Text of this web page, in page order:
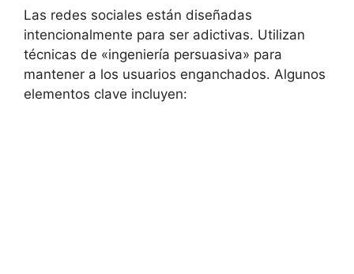
Las redes sociales están diseñadas
intencionalmente para ser adictivas. Utilizan
técnicas de «ingeniería persuasiva» para
mantener a los usuarios enganchados. Algunos
elementos clave incluyen: